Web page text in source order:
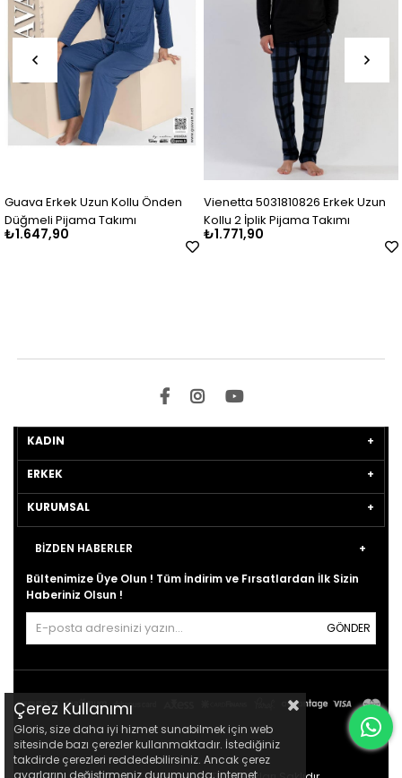
Guava Erkek Uzun Kollu Önden
Düğmeli Pijama Takımı
₺1.647,90
Vienetta 5031810826 Erkek Uzun
Kollu 2 İplik Pijama Takımı
₺1.771,90
KADIN
ERKEK
KURUMSAL
BİZDEN HABERLER
Bültenimize Üye Olun ! Tüm İndirim ve Fırsatlardan İlk Sizin
Haberiniz Olsun !
GÖNDER
Çerez Kullanımı
Gloris, size daha iyi hizmet sunabilmek için web
sitesinde bazı çerezler kullanmaktadır. İstediğiniz
takdirde çerezleri reddedebilirsiniz. Ancak çerez
ayarlarını değiştirmeniz durumunda, internet